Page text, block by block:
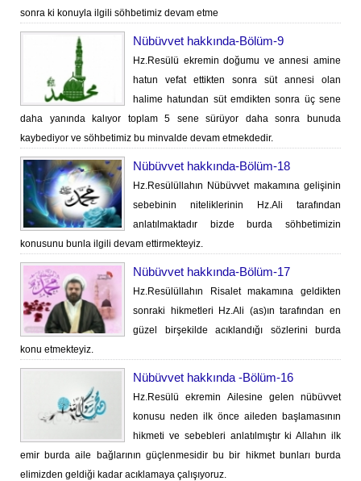
sonra ki konuyla ilgili söhbetimiz devam etme
Nübüvvet hakkında-Bölüm-9
Hz.Resülü ekremin doğumu ve annesi amine
hatun vefat ettikten sonra süt annesi olan
halime hatundan süt emdikten sonra üç sene
daha yanında kalıyor toplam 5 sene sürüyor daha sonra bunuda
kaybediyor ve söhbetimiz bu minvalde devam etmekdedir.
Nübüvvet hakkında-Bölüm-18
Hz.Resülüllahın Nübüvvet makamına gelişinin
sebebinin niteliklerinin Hz.Ali tarafından
anlatılmaktadır bizde burda söhbetimizin
konusunu bunla ilgili devam ettirmekteyiz.
Nübüvvet hakkında-Bölüm-17
Hz.Resülüllahın Risalet makamına geldikten
sonraki hikmetleri Hz.Ali (as)ın tarafından en
güzel birşekilde acıklandığı sözlerini burda
konu etmekteyiz.
Nübüvvet hakkında -Bölüm-16
Hz.Resülü ekremin Ailesine gelen nübüvvet
konusu neden ilk önce aileden başlamasının
hikmeti ve sebebleri anlatılmıştır ki Allahın ilk
emir burda aile bağlarının güçlenmesidir bu bir hikmet bunları burda
elimizden geldiği kadar acıklamaya çalışıyoruz.